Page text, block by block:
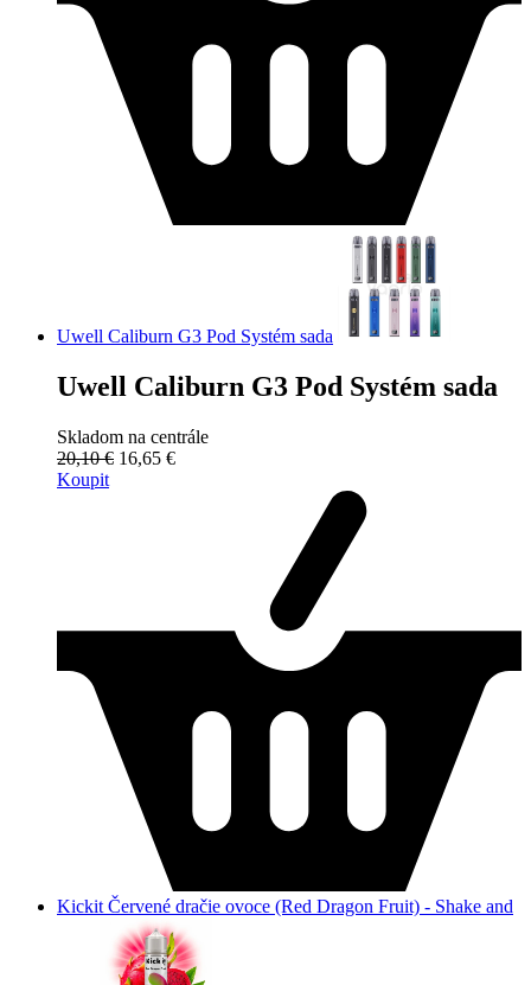
Uwell Caliburn G3 Pod Systém sada
Uwell Caliburn G3 Pod Systém sada
Skladom na centrále
20,10 € 16,65 €
Koupit
Kickit Červené dračie ovoce (Red Dragon Fruit) - Shake and